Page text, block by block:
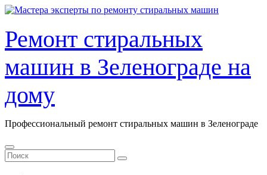
Перейти
содержанию
Ремонт стиральных
машин в Зеленограде на
дому
Профессиональный ремонт стиральных машин в Зеленограде